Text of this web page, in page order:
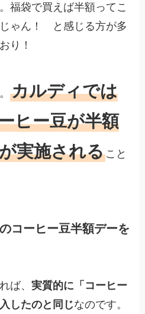
福袋で買えば半額ってこ
ゃん！ と感じる方が多
り！
カルディでは
ヒー豆が半額
実施されること
コーヒー豆半額デーを
ば、実質的に「コーヒー
したのと同じなのです。